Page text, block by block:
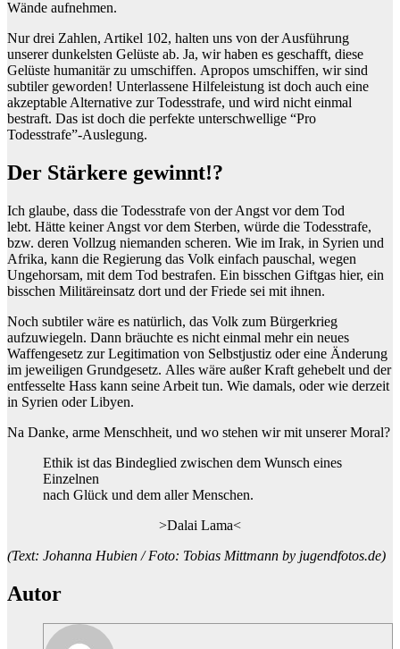
Wände aufnehmen.
Nur drei Zahlen, Artikel 102, halten uns von der Ausführung
unserer dunkelsten Gelüste ab. Ja, wir haben es geschafft, diese
Gelüste humanitär zu umschiffen. Apropos umschiffen, wir sind
subtiler geworden! Unterlassene Hilfeleistung ist doch auch eine
akzeptable Alternative zur Todesstrafe, und wird nicht einmal
bestraft. Das ist doch die perfekte unterschwellige “Pro
Todesstrafe”-Auslegung.
Der Stärkere gewinnt!?
Ich glaube, dass die Todesstrafe von der Angst vor dem Tod
lebt. Hätte keiner Angst vor dem Sterben, würde die Todesstrafe,
bzw. deren Vollzug niemanden scheren. Wie im Irak, in Syrien und
Afrika, kann die Regierung das Volk einfach pauschal, wegen
Ungehorsam, mit dem Tod bestrafen. Ein bisschen Giftgas hier, ein
bisschen Militäreinsatz dort und der Friede sei mit ihnen.
Noch subtiler wäre es natürlich, das Volk zum Bürgerkrieg
aufzuwiegeln. Dann bräuchte es nicht einmal mehr ein neues
Waffengesetz zur Legitimation von Selbstjustiz oder eine Änderung
im jeweiligen Grundgesetz. Alles wäre außer Kraft gehebelt und der
entfesselte Hass kann seine Arbeit tun. Wie damals, oder wie derzeit
in Syrien oder Libyen.
Na Danke, arme Menschheit, und wo stehen wir mit unserer Moral?
Ethik ist das Bindeglied zwischen dem Wunsch eines
Einzelnen
nach Glück und dem aller Menschen.
>Dalai Lama<
(Text: Johanna Hubien / Foto: Tobias Mittmann by jugendfotos.de)
Autor